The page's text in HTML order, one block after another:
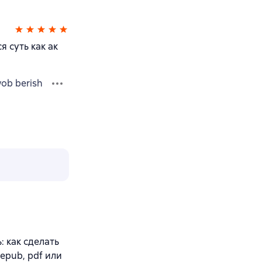
суть как ак
berish
сделать
pdf или